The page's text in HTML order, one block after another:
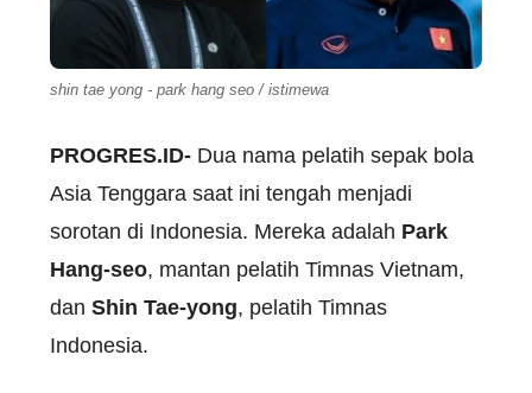
shin tae yong - park hang seo / istimewa
PROGRES.ID- Dua nama pelatih sepak bola
Asia Tenggara saat ini tengah menjadi
sorotan di Indonesia. Mereka adalah Park
Hang-seo, mantan pelatih Timnas Vietnam,
dan Shin Tae-yong, pelatih Timnas
Indonesia.